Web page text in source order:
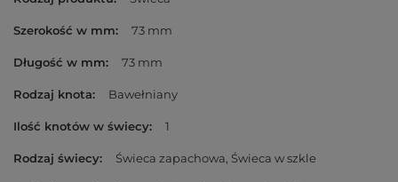
Szerokość w mm 73 mm
Długość w mm 73 mm
Rodzaj knota Bawełniany
Ilość knotów w świecy 1
Rodzaj świecy Świeca zapachowa Świeca w szkle